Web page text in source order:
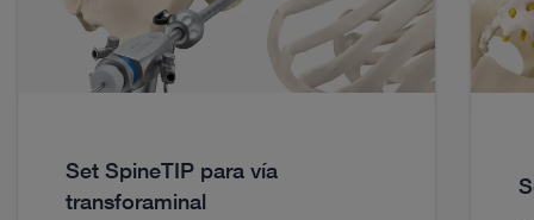
Set SpineTIP para vía
transforaminal